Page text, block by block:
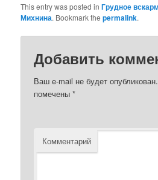
This entry was posted inГрудное
Михнина. Bookmark thepermalink.
Добавить
Ваш e-mail не будет опубликован.
помечены*
Комментарий